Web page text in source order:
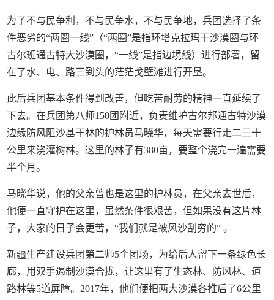
为了不与民争利，不与民争水，不与民争地，兵团选择了条
件恶劣的“两圈一线”（“两圈”是指环塔克拉玛干沙漠圈与环
古尔班通古特大沙漠圈，“一线”是指边境线）进行部署，留
在了水、电、路三到头的茫茫戈壁滩进行开垦。
此后兵团基本条件得到改善，但吃苦耐劳的精神一直延续了
下去。在兵团第八师150团附近，负责维护古尔邦通古特沙漠
边缘防风阻沙基干林的护林员马晓华，每天需要行走二三十
公里来浇灌树林。这里的林子有380亩，要整个浇完一遍需要
半个月。
马晓华说，他的父亲曾也是这里的护林员，在父亲去世后，
他便一直守护在这里，虽然条件很艰苦，但如果没有这片林
子，大家的日子会更苦，“我们就是被风沙刮穷的” 。
新疆生产建设兵团第二师5个团场，为给后人留下一条绿色长
廊，用双手遏制沙漠合拢，让这里有了生态林、防风林、道
路林等5道屏障。2017年，他们便把两大沙漠各推后了6公里